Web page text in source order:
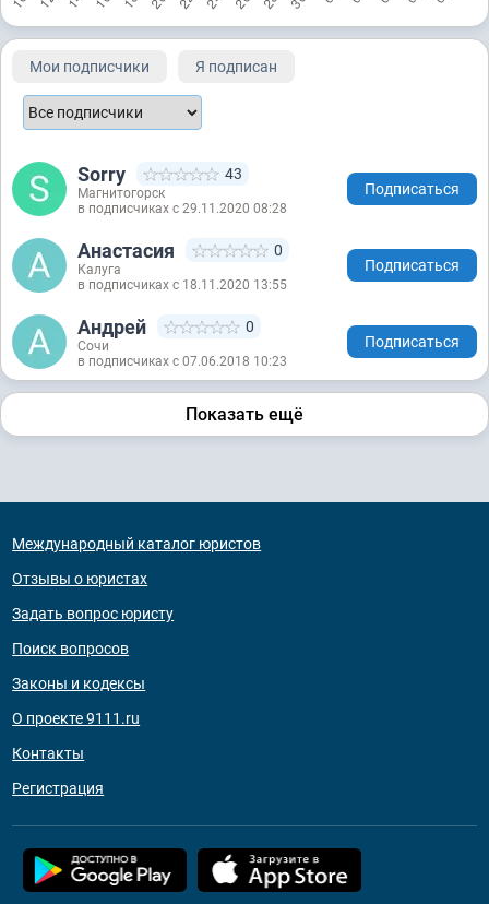
Мои подписчики Я подписан
Sorry 43
Магнитогорск
в подписчиках с 29.11.2020 08:28
Подписаться
Анастасия 0
Калуга
в подписчиках с 18.11.2020 13:55
Подписаться
Андрей 0
Сочи
в подписчиках с 07.06.2018 10:23
Подписаться
Показать ещё
Международный каталог юристов
Отзывы о юристах
Задать вопрос юристу
Поиск вопросов
Законы и кодексы
О проекте 9111.ru
Контакты
Регистрация